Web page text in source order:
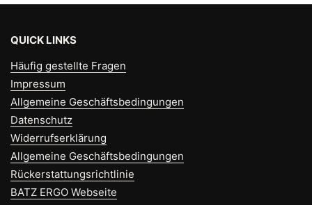
QUICK LINKS
Häufig gestellte Fragen
Impressum
Allgemeine Geschäftsbedingungen
Datenschutz
Widerrufserklärung
Allgemeine Geschäftsbedingungen
Rückerstattungsrichtlinie
BATZ ERGO Webseite